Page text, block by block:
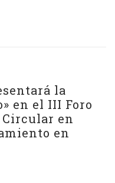
la
en el III Foro
Circular en
en